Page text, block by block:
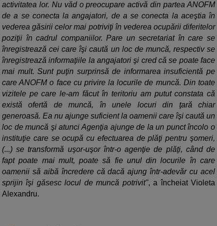
activitatea lor. Nu văd o preocupare activă din partea ANOFM
de a se conecta la angajatori, de a se conecta la aceştia în
vederea găsirii celor mai potriviţi în vederea ocupării diferitelor
poziţii în cadrul companiilor. Pare un secretariat în care se
înregistrează cei care îşi caută un loc de muncă, respectiv se
înregistrează informaţiile la angajatori şi cred că se poate face
mai mult. Sunt puţin surprinsă de informarea insuficientă pe
care ANOFM o face cu privire la locurile de muncă. Din toate
vizitele pe care le-am făcut în teritoriu am putut constata că
există ofertă de muncă, în unele locuri din ţară chiar
generoasă. Ea nu ajunge suficient la oamenii care îşi caută un
loc de muncă şi atunci Agenţia ajunge de la un punct încolo o
instituţie care se ocupă cu efectuarea de plăţi pentru şomeri,
(...) se transformă uşor-uşor într-o agenţie de plăţi, când de
fapt poate mai mult, poate să fie unul din locurile în care
oamenii să aibă încredere că dacă ajung într-adevăr cu acel
sprijin îşi găsesc locul de muncă potrivit", a încheiat Violeta
Alexandru.